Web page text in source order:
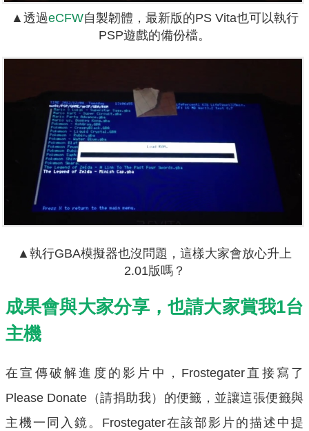
▲透過eCFW自製韌體，最新版的PS Vita也可以執行
PSP遊戲的備份檔。
▲執行GBA模擬器也沒問題，這樣大家會放心升上
2.01版嗎？
成果會與大家分享，也請大家賞我1台
主機
在宣傳破解進度的影片中，Frostegater直接寫了
Please Donate（請捐助我）的便籤，並讓這張便籤與
主機一同入鏡。Frostegater在該部影片的描述中提